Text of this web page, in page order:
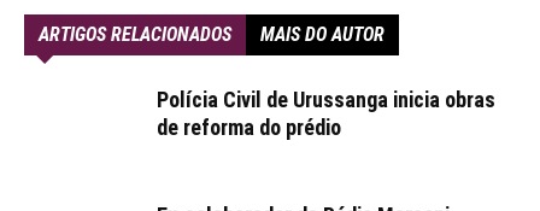
ARTIGOS RELACIONADOS MAIS DO AUTOR
Polícia Civil de Urussanga inicia obras
de reforma do prédio